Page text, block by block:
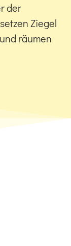
der
Ziegel
räumen